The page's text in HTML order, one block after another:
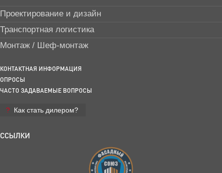
Проектирование и дизайн
Транспортная логистика
Монтаж / Шеф-монтаж
КОНТАКТНАЯ ИНФОРМАЦИЯ
ОПРОСЫ
ЧАСТО ЗАДАВАЕМЫЕ ВОПРОСЫ
Как стать дилером?
ССЫЛКИ